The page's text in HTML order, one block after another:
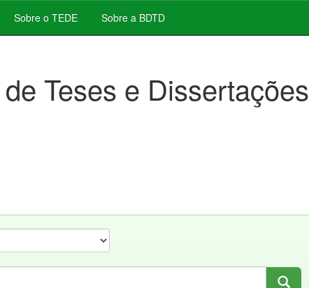
Sobre o TEDE Sobre a BDTD
Teses e Dissertações